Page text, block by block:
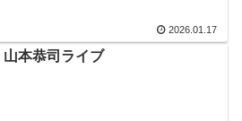
2026.01.17
山本恭司ライブ